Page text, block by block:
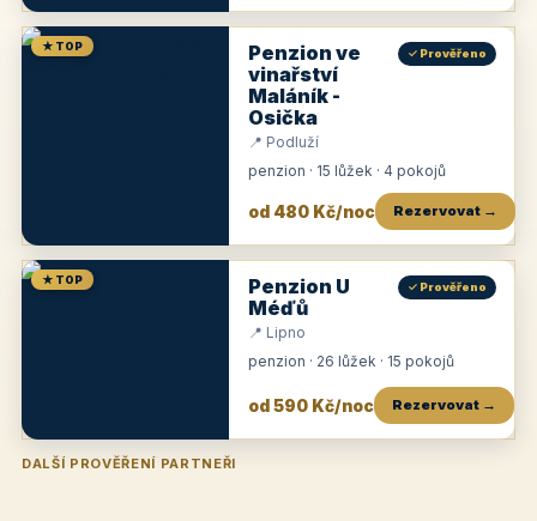
★ TOP
Penzion ve
vinařství
Maláník -
Osička
✓ Prověřeno
📍 Podluží
penzion · 15 lůžek · 4 pokojů
od 480 Kč/noc Rezervovat →
★ TOP
Penzion U
Méďů
✓ Prověřeno
📍 Lipno
penzion · 26 lůžek · 15 pokojů
od 590 Kč/noc Rezervovat →
DALŠÍ PROVĚŘENÍ PARTNEŘI
Penzion U Zámku Pension Faber